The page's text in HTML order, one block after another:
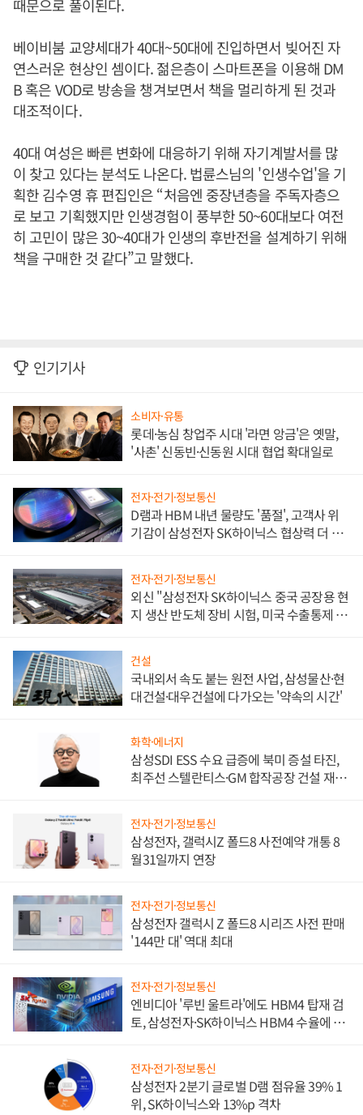
때문으로 풀이된다.
베이비붐 교양세대가 40대~50대에 진입하면서 빚어진 자
연스러운 현상인 셈이다. 젊은층이 스마트폰을 이용해 DM
B 혹은 VOD로 방송을 챙겨보면서 책을 멀리하게 된 것과
대조적이다.
40대 여성은 빠른 변화에 대응하기 위해 자기계발서를 많
이 찾고 있다는 분석도 나온다. 법륜스님의 '인생수업'을 기
획한 김수영 휴 편집인은 “처음엔 중장년층을 주독자층으
로 보고 기획했지만 인생경험이 풍부한 50~60대보다 여전
히 고민이 많은 30~40대가 인생의 후반전을 설계하기 위해
책을 구매한 것 같다”고 말했다.
인기기사
소비자·유통
롯데·농심 창업주 시대 '라면 앙금'은 옛말,
'사촌' 신동빈·신동원 시대 협업 확대일로
전자·전기·정보통신
D램과 HBM 내년 물량도 '품절', 고객사 위
기감이 삼성전자 SK하이닉스 협상력 더 키
전자·전기·정보통신
외신 "삼성전자 SK하이닉스 중국 공장용 현
지 생산 반도체 장비 시험, 미국 수출통제 대
건설
국내외서 속도 붙는 원전 사업, 삼성물산·현
대건설·대우건설에 다가오는 '약속의 시간'
화학·에너지
삼성SDI ESS 수요 급증에 북미 증설 타진,
최주선 스텔란티스·GM 합작공장 건설 재추
전자·전기·정보통신
삼성전자, 갤럭시Z 폴드8 사전예약 개통 8
월31일까지 연장
전자·전기·정보통신
삼성전자 갤럭시 Z 폴드8 시리즈 사전 판매
'144만 대' 역대 최대
전자·전기·정보통신
엔비디아 '루빈 울트라'에도 HBM4 탑재 검
토, 삼성전자·SK하이닉스 HBM4 수율에 주
전자·전기·정보통신
삼성전자 2분기 글로벌 D램 점유율 39% 1
위, SK하이닉스와 13%p 격차